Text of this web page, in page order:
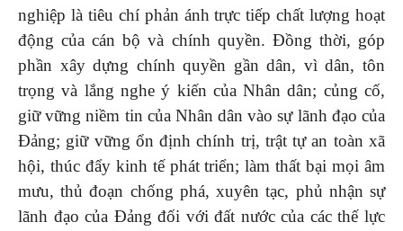
nghiệp là tiêu chí phản ánh trực tiếp chất lượng hoạt
động của cán bộ và chính quyền. Đồng thời, góp
phần xây dựng chính quyền gần dân, vì dân, tôn
trọng và lắng nghe ý kiến của Nhân dân; củng cố,
giữ vững niềm tin của Nhân dân vào sự lãnh đạo của
Đảng; giữ vững ổn định chính trị, trật tự an toàn xã
hội, thúc đẩy kinh tế phát triển; làm thất bại mọi âm
mưu, thủ đoạn chống phá, xuyên tạc, phủ nhận sự
lãnh đạo của Đảng đối với đất nước của các thế lực